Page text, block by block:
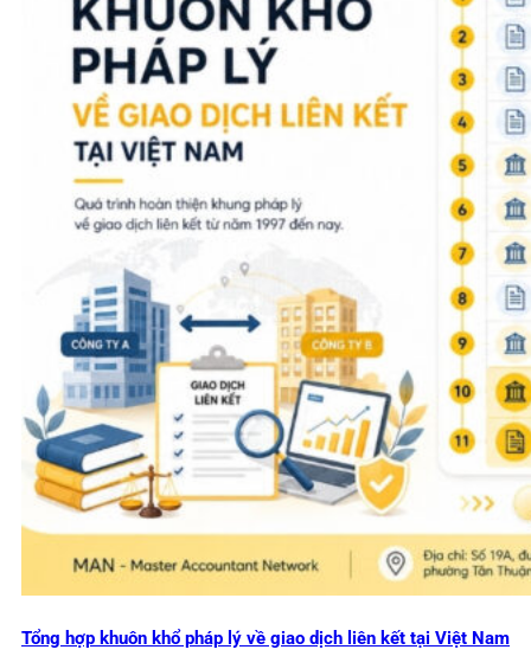
Tổng hợp khuôn khổ pháp lý về giao dịch liên kết tại Việt Nam